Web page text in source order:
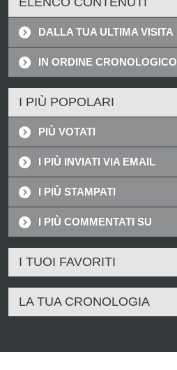
DALLA TUA ULTIMA VISITA
IN ORDINE CRONOLOGICO
I PIÙ POPOLARI
PIÙ VOTATI
I PIÙ INVIATI VIA EMAIL
I PIÙ STAMPATI
I PIÙ COMMENTATI SU
I TUOI FAVORITI
LA TUA CRONOLOGIA